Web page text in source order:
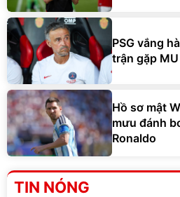
PSG vắng
trận gặp MU
Hồ sơ mật
mưu đánh
Ronaldo
TIN NÓNG